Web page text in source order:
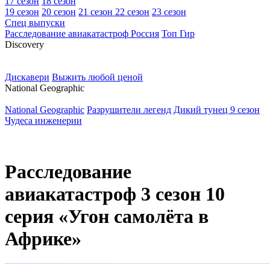
19 сезон 20 сезон 21 сезон 22 сезон 23 сезон
Спец выпуски
Расследование авиакатастроф Россия Топ Гир
Discovery
Дискавери Выжить любой ценой
National Geographic
National Geographic Разрушители легенд Дикий тунец 9 сезон
Чудеса инженерии
Расследование
авиакатастроф 3 сезон 10
серия «Угон самолёта в
Африке»